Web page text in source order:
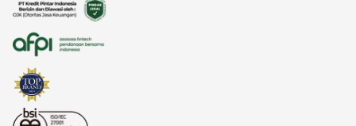
AI Generator